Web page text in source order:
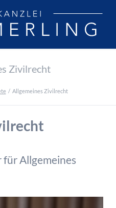
Zivilrecht
Allgemeines Zivilrecht
Allgemeines